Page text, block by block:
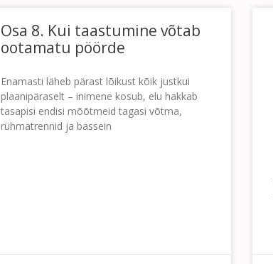
Osa 8. Kui taastumine võtab
ootamatu pöörde
Enamasti läheb pärast lõikust kõik justkui
plaanipäraselt – inimene kosub, elu hakkab
tasapisi endisi mõõtmeid tagasi võtma,
rühmatrennid ja bassein